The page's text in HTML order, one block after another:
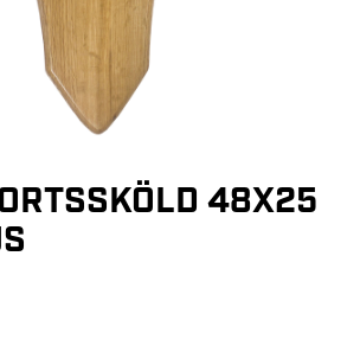
48X25